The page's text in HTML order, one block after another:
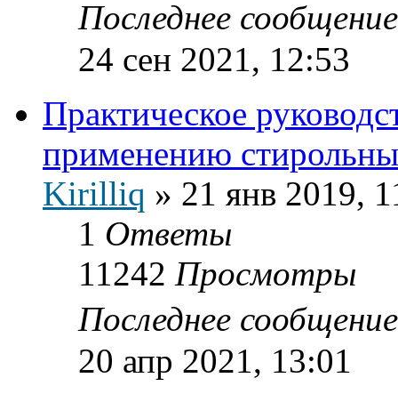
Последнее
24 сен 2021, 12:53
Практическое
применению
Kirilliq » 21 янв 2019,
1 Ответы
11242 Просмотры
Последнее
20 апр 2021, 13:01